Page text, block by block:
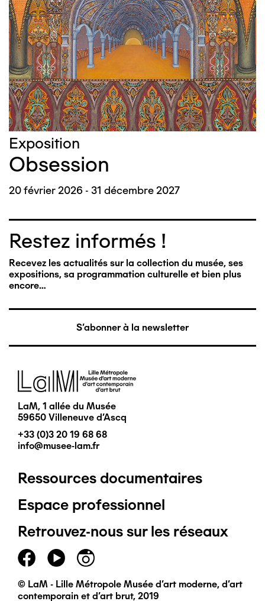
Exposition
Obsession
20 février 2026 - 31 décembre 2027
Restez informés !
Recevez les actualités sur la collection du musée, ses
expositions, sa programmation culturelle et bien plus
encore…
S'abonner à la newsletter
Image
LaM, 1 allée du Musée
59650 Villeneuve d'Ascq
+33 (0)3 20 19 68 68
info@musee-lam.fr
Pied
de
page
principal
Ressources documentaires
Espace professionnel
Retrouvez-nous sur les réseaux
© LaM - Lille Métropole Musée d'art moderne, d'art
contemporain et d'art brut, 2019